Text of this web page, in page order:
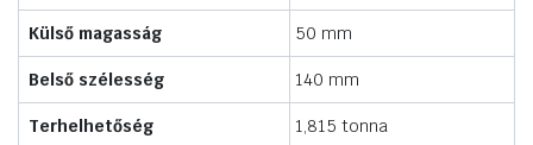
Külső magasság 50 mm
Belső szélesség 140 mm
Terhelhetőség 1,815 tonna